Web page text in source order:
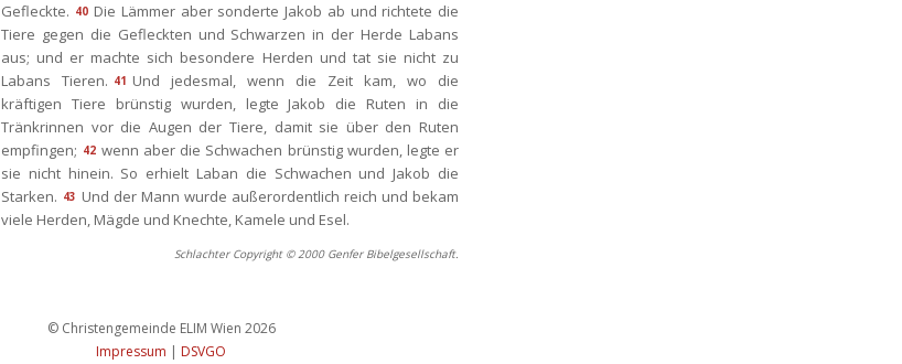
Gefleckte. 40 Die Lämmer aber sonderte Jakob ab und richtete die
Tiere gegen die Gefleckten und Schwarzen in der Herde Labans
aus; und er machte sich besondere Herden und tat sie nicht zu
Labans Tieren. 41 Und jedesmal, wenn die Zeit kam, wo die
kräftigen Tiere brünstig wurden, legte Jakob die Ruten in die
Tränkrinnen vor die Augen der Tiere, damit sie über den Ruten
empfingen; 42 wenn aber die Schwachen brünstig wurden, legte er
ie nicht hinein. So erhielt Laban die Schwachen und Jakob die
Starken. 43 Und der Mann wurde außerordentlich reich und bekam
viele Herden, Mägde und Knechte, Kamele und Esel.
Schlachter Copyright © 2000 Genfer Bibelgesellschaft.
© Christengemeinde ELIM Wien 2026
Impressum | DSVGO